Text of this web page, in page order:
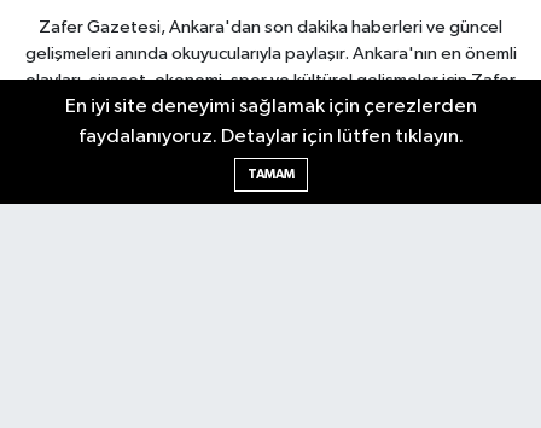
Zafer Gazetesi, Ankara'dan son dakika haberleri ve güncel
gelişmeleri anında okuyucularıyla paylaşır. Ankara'nın en önemli
olayları, siyaset, ekonomi, spor ve kültürel gelişmeler için Zafer
Gazetesi'ni takip edin. Başkentin güvendiği haber kaynağı.
En iyi site deneyimi sağlamak için çerezlerden
faydalanıyoruz. Detaylar için lütfen tıklayın.
TAMAM